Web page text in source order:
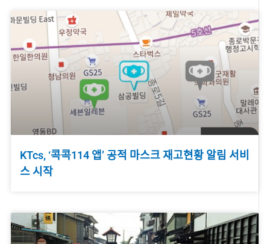
KTcs, ‘콕콕114 앱’ 공적 마스크 재고현황 알림 서비
스 시작